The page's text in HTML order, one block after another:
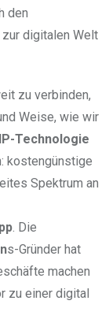
den
zur digitalen Welt
zu verbinden,
Weise, wie wir
Technologie
kostengünstige
Spektrum an
. Die
s-Gründer hat
machen
zu einer digital